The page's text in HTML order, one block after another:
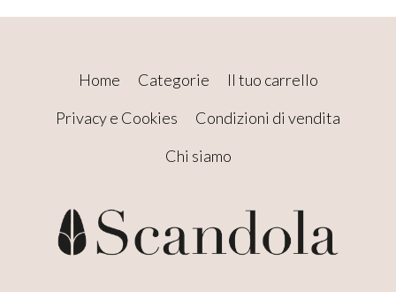
Home Categorie
Il tuo carrello
Privacy e Cookies
Condizioni di vendita
Chi siamo